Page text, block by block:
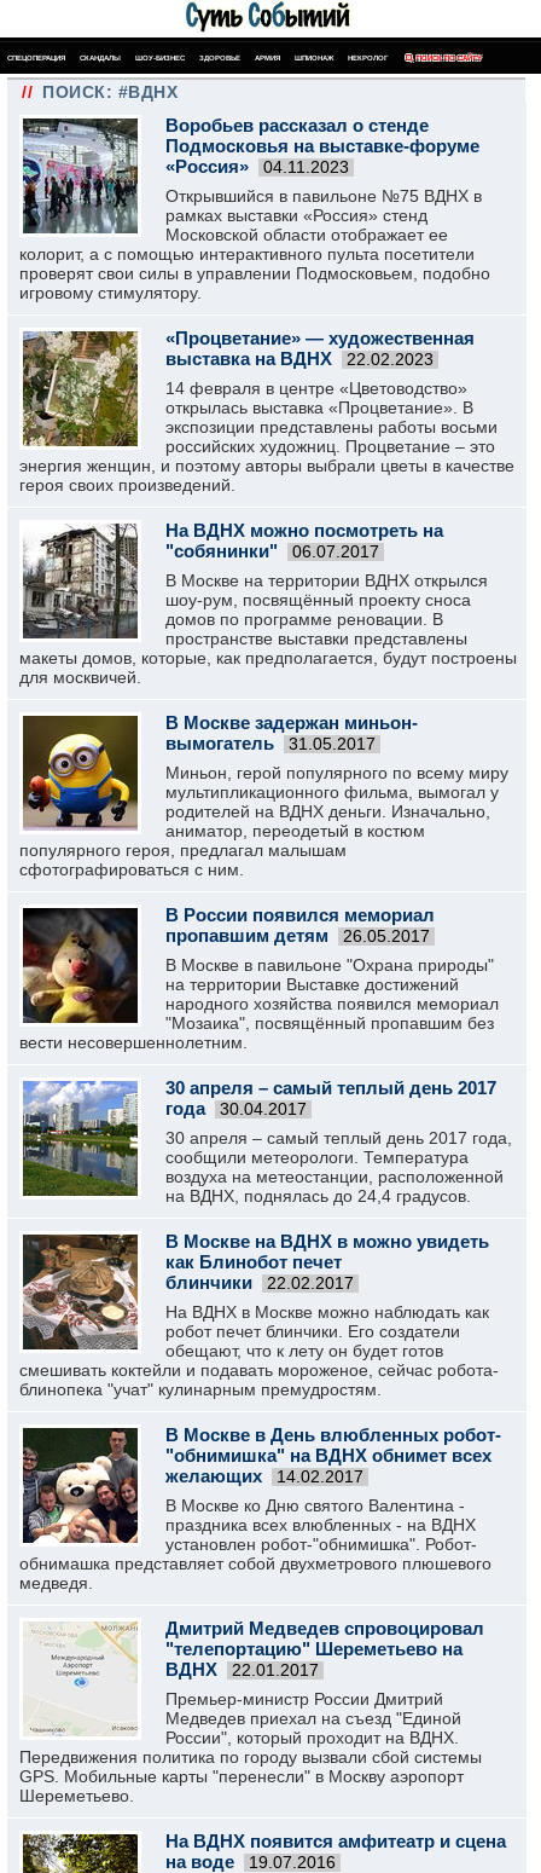
СПЕЦОПЕРАЦИЯ СКАНДАЛЫ ШОУ-БИЗНЕС ЗДОРОВЬЕ АРМИЯ ШПИОНАЖ НЕКРОЛОГ ПОИСК ПО САЙТУ
// ПОИСК: #ВДНХ
Воробьев рассказал о стенде
Подмосковья на выставке-форуме
«Россия»
04.11.2023
Открывшийся в павильоне №75 ВДНХ в
рамках выставки «Россия» стенд
Московской области отображает ее
колорит, а с помощью интерактивного пульта посетители
проверят свои силы в управлении Подмосковьем, подобно
игровому стимулятору.
«Процветание» — художественная
выставка на ВДНХ
22.02.2023
14 февраля в центре «Цветоводство»
открылась выставка «Процветание». В
экспозиции представлены работы восьми
российских художниц. Процветание – это
энергия женщин, и поэтому авторы выбрали цветы в качестве
героя своих произведений.
На ВДНХ можно посмотреть на
"собянинки"
06.07.2017
В Москве на территории ВДНХ открылся
шоу-рум, посвящённый проекту сноса
домов по программе реновации. В
пространстве выставки представлены
макеты домов, которые, как предполагается, будут построены
для москвичей.
В Москве задержан миньон-
вымогатель
31.05.2017
Миньон, герой популярного по всему миру
мультипликационного фильма, вымогал у
родителей на ВДНХ деньги. Изначально,
аниматор, переодетый в костюм
популярного героя, предлагал малышам
сфотографироваться с ним.
В России появился мемориал
пропавшим детям
26.05.2017
В Москве в павильоне "Охрана природы"
на территории Выставке достижений
народного хозяйства появился мемориал
"Мозаика", посвящённый пропавшим без
вести несовершеннолетним.
30 апреля – самый теплый день 2017
года
30.04.2017
30 апреля – самый теплый день 2017 года,
сообщили метеорологи. Температура
воздуха на метеостанции, расположенной
на ВДНХ, поднялась до 24,4 градусов.
В Москве на ВДНХ в можно увидеть
как Блинобот печет
блинчики
22.02.2017
На ВДНХ в Москве можно наблюдать как
робот печет блинчики. Его создатели
обещают, что к лету он будет готов
смешивать коктейли и подавать мороженое, сейчас робота-
блинопека "учат" кулинарным премудростям.
В Москве в День влюбленных робот-
"обнимишка" на ВДНХ обнимет всех
желающих
14.02.2017
В Москве ко Дню святого Валентина -
праздника всех влюбленных - на ВДНХ
установлен робот-"обнимишка". Робот-
обнимашка представляет собой двухметрового плюшевого
медведя.
Дмитрий Медведев спровоцировал
"телепортацию" Шереметьево на
ВДНХ
22.01.2017
Премьер-министр России Дмитрий
Медведев приехал на съезд "Единой
России", который проходит на ВДНХ.
Передвижения политика по городу вызвали сбой системы
GPS. Мобильные карты "перенесли" в Москву аэропорт
Шереметьево.
На ВДНХ появится амфитеатр и сцена
на воде
19.07.2016